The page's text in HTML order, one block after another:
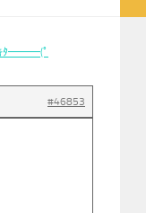
ｷﾀ━━━(ﾟ
#46853